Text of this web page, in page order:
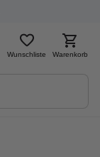
Wunschliste Warenkorb